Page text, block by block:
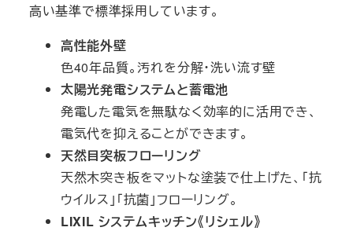
高い基準で標準採用しています。
高性能外壁
色40年品質。汚れを分解・洗い流す壁
太陽光発電システムと蓄電池
発電した電気を無駄なく効率的に活用でき、
電気代を抑えることができます。
天然目突板フローリング
天然木突き板をマットな塗装で仕上げた、「抗
ウイルス」「抗菌」フローリング。
LIXIL システムキッチン《リシェル》